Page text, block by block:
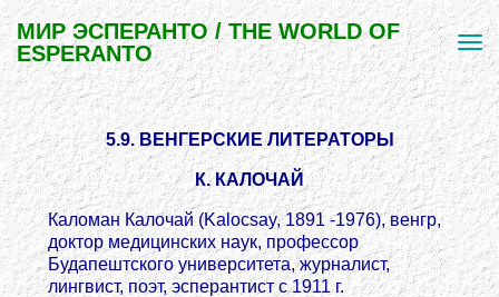
МИР ЭСПЕРАНТО / THE WORLD OF
ESPERANTO
5.9. ВЕНГЕРСКИЕ ЛИТЕРАТОРЫ
К. КАЛОЧАЙ
Каломан Калочай (Kalocsay, 1891 -1976), венгр,
доктор медицинских наук, профессор
Будапештского университета, журналист,
лингвист, поэт, эсперантист с 1911 г.